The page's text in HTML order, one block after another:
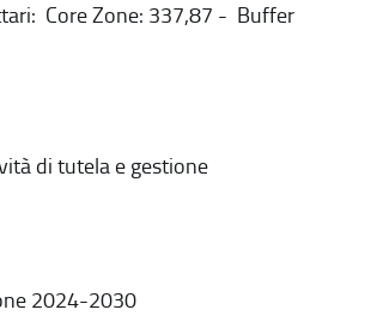
Core Zone: 337,87 - Buffer
di tutela e gestione
2024-2030